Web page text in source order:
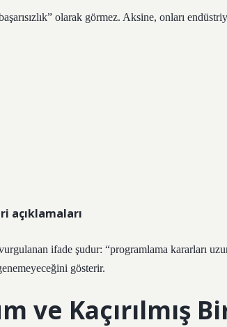
olarak görmez. Aksine, onları
açıklamaları
ifade şudur: “programlama kararları
gösterir.
ve Kaçırılmış